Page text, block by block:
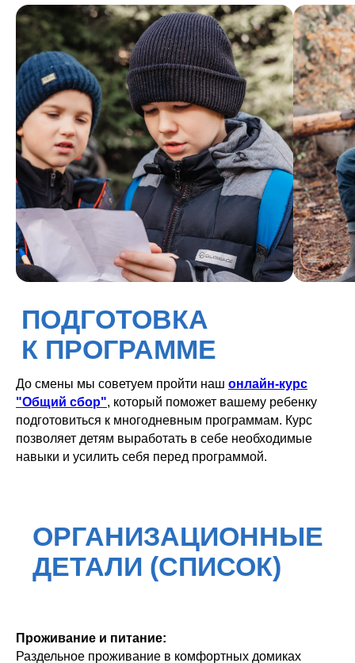
До смены мы советуем пройти наш онлайн-курс
"Общий сбор", который поможет вашему ребенку
подготовиться к многодневным программам. Курс
позволяет детям выработать в себе необходимые
навыки и усилить себя перед программой.
Проживание и питание:
Раздельное проживание в комфортных домиках
Согласие на рассылку
Реквизиты
Контакты
Оформить возврат
Также мы в соц сетях:
8 (495) 241-00-68
info@proholidays.ru
Смотреть на карте
141207, Россия,
Московская обл,
г. Пушкино,
ул. Чехова, д. 12